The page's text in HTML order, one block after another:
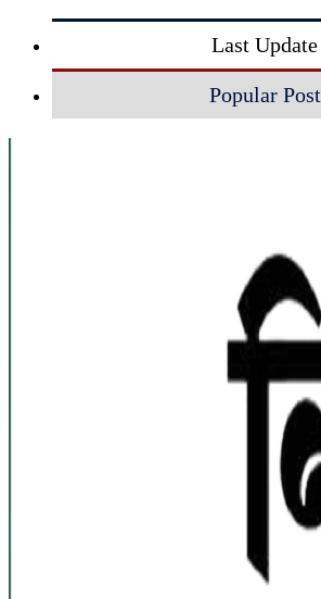
Last Update
Popular Post